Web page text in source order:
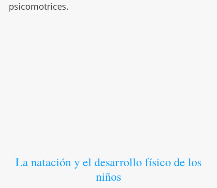
psicomotrices.
La natación y el desarrollo físico de los
niños